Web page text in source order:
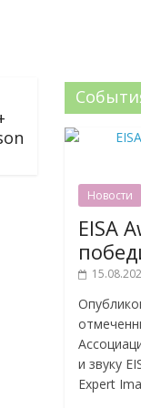
Новости
EISA
и звуку
Expert